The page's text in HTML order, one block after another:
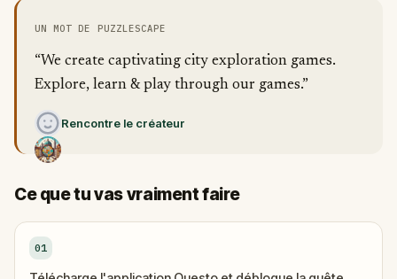
UN MOT DE PUZZLESCAPE
“We create captivating city exploration games.
Explore, learn & play through our games.”
Rencontre le créateur
Ce que tu vas vraiment faire
01